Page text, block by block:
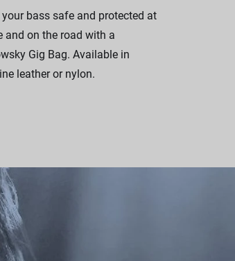
your bass safe and protected at
and on the road with a
Gig Bag. Available in
leather or nylon.